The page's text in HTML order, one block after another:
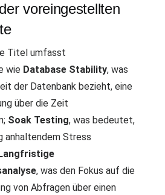
voreingestellten
Titel umfasst
wie Database Stability, was
der Datenbank bezieht, eine
über die Zeit
Soak Testing, was bedeutet,
anhaltendem Stress
, was den Fokus auf die
von Abfragen über einen